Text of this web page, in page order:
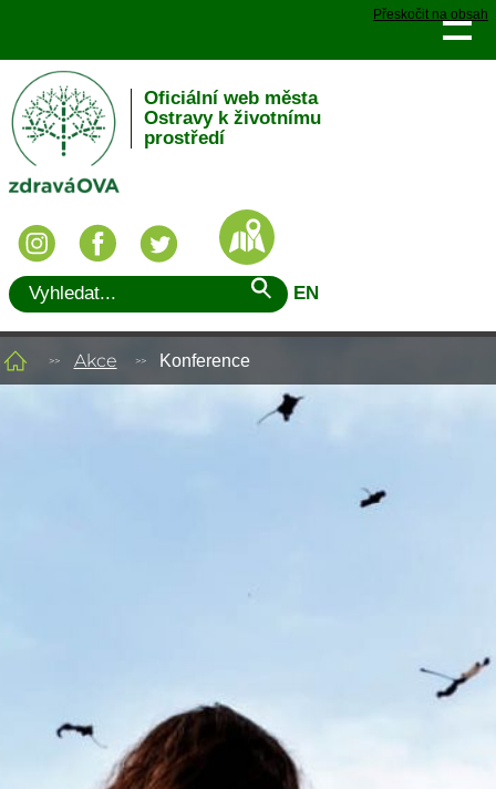
Přeskočit na obsah
Oficiální web města
Ostravy k životnímu
prostředí
EN
Akce Konference